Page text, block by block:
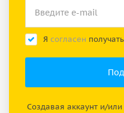
Я согласен
Создавая аккаунт и/